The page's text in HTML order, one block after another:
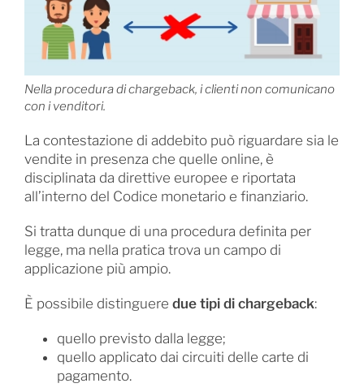
Nella procedura di chargeback, i clienti non comunicano
con i venditori.
La contestazione di addebito può riguardare sia le
vendite in presenza che quelle online, è
disciplinata da direttive europee e riportata
all’interno del Codice monetario e finanziario.
Si tratta dunque di una procedura definita per
legge, ma nella pratica trova un campo di
applicazione più ampio.
È possibile distinguere due tipi di chargeback:
quello previsto dalla legge;
quello applicato dai circuiti delle carte di
pagamento.